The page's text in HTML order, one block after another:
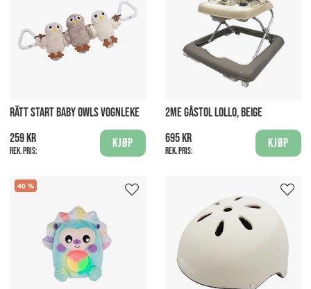
RÄTT START BABY OWLS VOGNLEKE
259 kr
Rek. pris:
Kjøp
2ME GÅSTOL LOLLO, BEIGE
695 kr
Rek. pris:
Kjøp
40